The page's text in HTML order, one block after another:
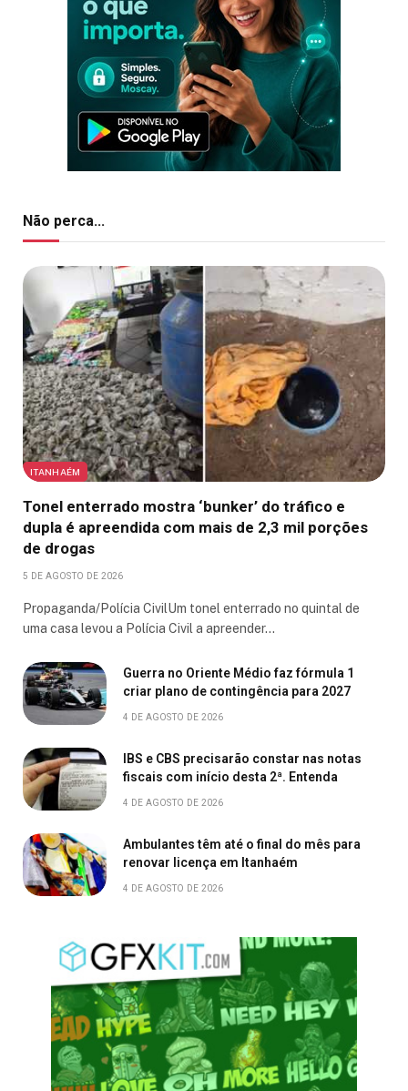
Não perca...
ITANHAÉM
Tonel enterrado mostra ‘bunker’ do tráfico e
dupla é apreendida com mais de 2,3 mil porções
de drogas
5 DE AGOSTO DE 2026
Propaganda/Polícia CivilUm tonel enterrado no quintal de
uma casa levou a Polícia Civil a apreender…
Guerra no Oriente Médio faz fórmula 1
criar plano de contingência para 2027
4 DE AGOSTO DE 2026
IBS e CBS precisarão constar nas notas
fiscais com início desta 2ª. Entenda
4 DE AGOSTO DE 2026
Ambulantes têm até o final do mês para
renovar licença em Itanhaém
4 DE AGOSTO DE 2026